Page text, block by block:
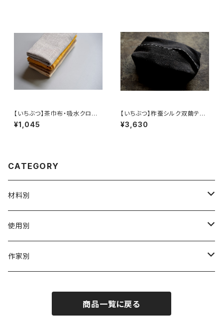
【いちぶつ】茶巾布・吸水クロス
｜速乾・カビが生えにくい
¥1,045
【いちぶつ】柞蚕シルク双繭ティ
ッシュカバー【 ichibutu 】Tuss
ah Silk Tissue Case
¥3,630
CATEGORY
材料別
陶磁器
ガラス
使用別
茶壺 急须 土瓶
作家別
商品一覧に戻る